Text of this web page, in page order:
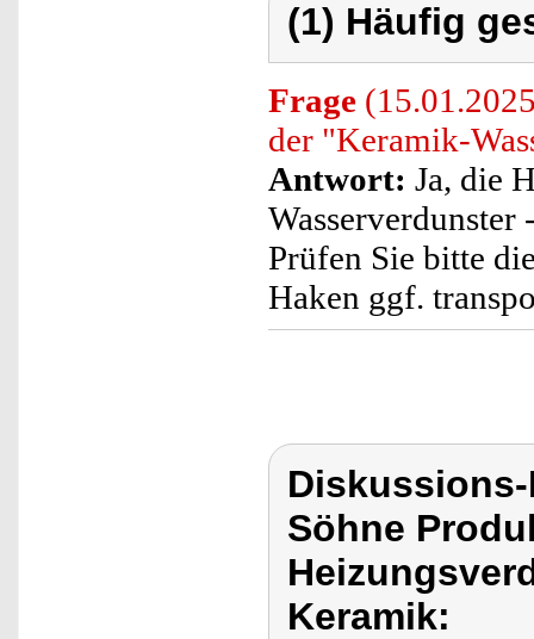
(1) Häufig
Frage
der "Keramik-
Antwort: Ja, die
Wasserverdunster
Prüfen Sie bitte
Haken ggf.
Söhne
Keramik: